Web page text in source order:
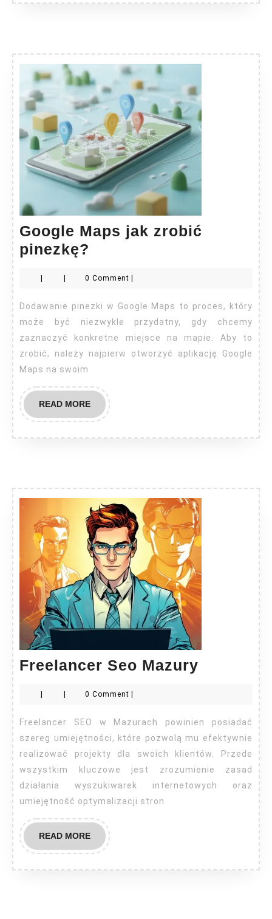
Google Maps jak zrobić
pinezkę?
jak
zrobić
pinezkę?
| | 0 Comment |
Dodawanie pinezki w Google Maps to proces, który
może być niezwykle przydatny, gdy chcemy
zaznaczyć konkretne miejsce na mapie. Aby to
zrobić, należy najpierw otworzyć aplikację Google
Maps na swoim
READ MOREREAD
MORE
Freelancer Seo Mazury
0 Comment
Freelancer SEO w Mazurach powinien posiadać
szereg umiejętności, które pozwolą mu efektywnie
realizować projekty dla swoich klientów. Przede
wszystkim kluczowe jest zrozumienie zasad
działania wyszukiwarek internetowych oraz
umiejętność optymalizacji stron
READ MOREREAD
MORE